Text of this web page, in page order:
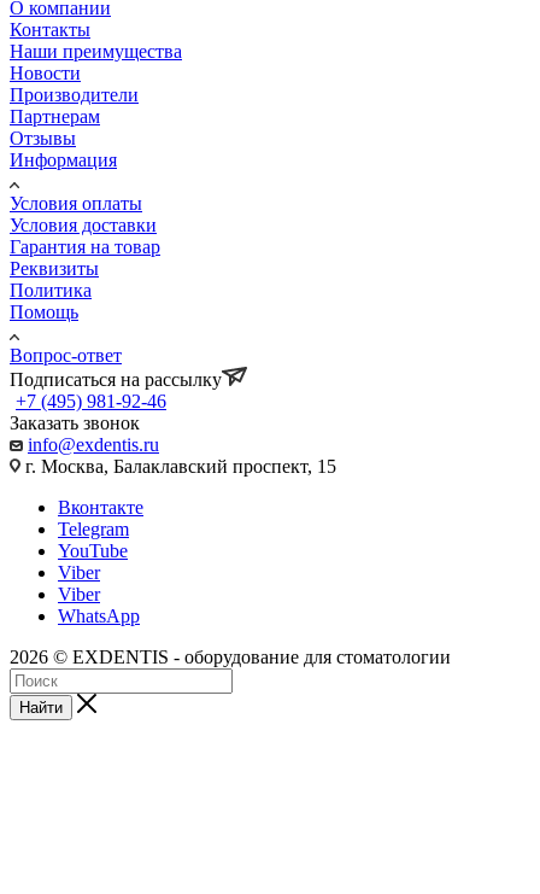
О компании
Контакты
Наши преимущества
Новости
Производители
Партнерам
Отзывы
Информация
Условия оплаты
Условия доставки
Гарантия на товар
Реквизиты
Политика
Помощь
Вопрос-ответ
Подписаться на рассылку
+7 (495) 981-92-46
Заказать звонок
info@exdentis.ru
г. Москва, Балаклавский проспект, 15
Вконтакте
Telegram
YouTube
Viber
Viber
WhatsApp
2026 © EXDENTIS - оборудование для стоматологии
Найти